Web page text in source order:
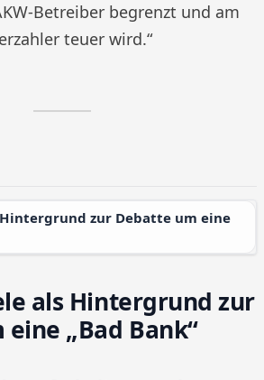
Betreiber begrenzt und am
teuer wird.“
als Hintergrund zur
„Bad Bank“